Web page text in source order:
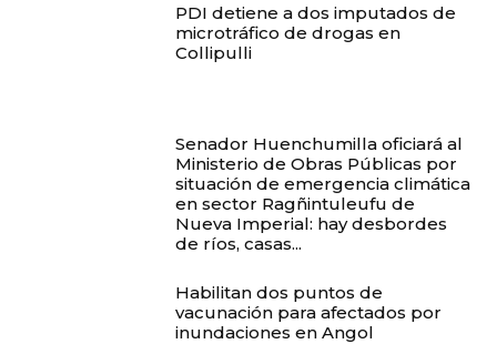
PDI detiene a dos imputados de
microtráfico de drogas en
Collipulli
Senador Huenchumilla oficiará al
Ministerio de Obras Públicas por
situación de emergencia climática
en sector Ragñintuleufu de
Nueva Imperial: hay desbordes
de ríos, casas...
Habilitan dos puntos de
vacunación para afectados por
inundaciones en Angol